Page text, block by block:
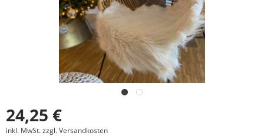
24,25 €
inkl. MwSt.zzgl. Versandkosten